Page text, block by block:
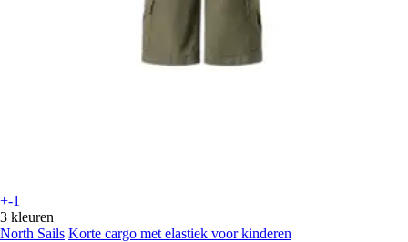
+-1
3 kleuren
North Sails Korte cargo met elastiek voor kinderen